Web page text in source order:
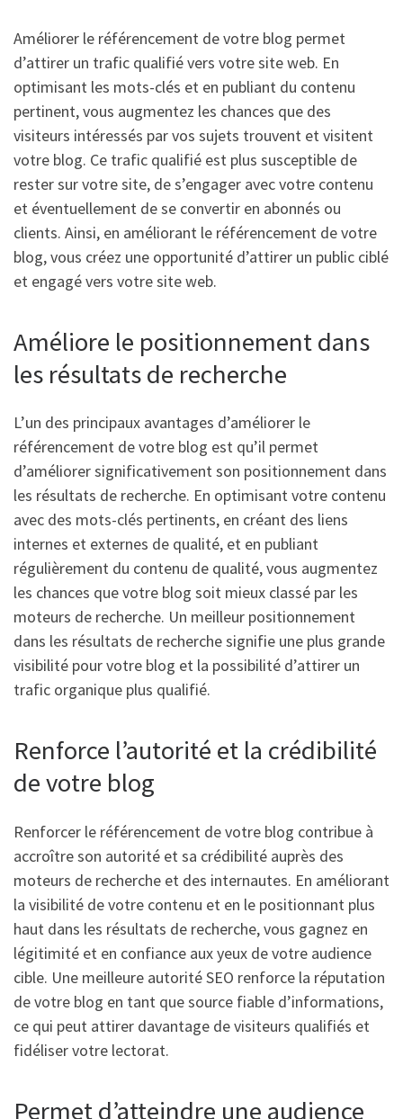
Améliorer le référencement de votre blog permet
d’attirer un trafic qualifié vers votre site web. En
optimisant les mots-clés et en publiant du contenu
pertinent, vous augmentez les chances que des
visiteurs intéressés par vos sujets trouvent et visitent
votre blog. Ce trafic qualifié est plus susceptible de
rester sur votre site, de s’engager avec votre contenu
et éventuellement de se convertir en abonnés ou
clients. Ainsi, en améliorant le référencement de votre
blog, vous créez une opportunité d’attirer un public ciblé
et engagé vers votre site web.
Améliore le positionnement dans
les résultats de recherche
L’un des principaux avantages d’améliorer le
référencement de votre blog est qu’il permet
d’améliorer significativement son positionnement dans
les résultats de recherche. En optimisant votre contenu
avec des mots-clés pertinents, en créant des liens
internes et externes de qualité, et en publiant
régulièrement du contenu de qualité, vous augmentez
les chances que votre blog soit mieux classé par les
moteurs de recherche. Un meilleur positionnement
dans les résultats de recherche signifie une plus grande
visibilité pour votre blog et la possibilité d’attirer un
trafic organique plus qualifié.
Renforce l’autorité et la crédibilité
de votre blog
Renforcer le référencement de votre blog contribue à
accroître son autorité et sa crédibilité auprès des
moteurs de recherche et des internautes. En améliorant
la visibilité de votre contenu et en le positionnant plus
haut dans les résultats de recherche, vous gagnez en
légitimité et en confiance aux yeux de votre audience
cible. Une meilleure autorité SEO renforce la réputation
de votre blog en tant que source fiable d’informations,
ce qui peut attirer davantage de visiteurs qualifiés et
fidéliser votre lectorat.
Permet d’atteindre une audience